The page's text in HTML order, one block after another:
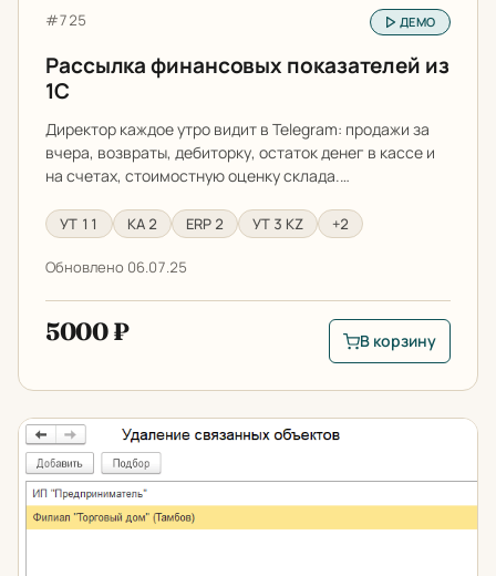
Артикул:
#725 ДЕМО
Рассылка финансовых показателей из
1С
Директор каждое утро видит в Telegram: продажи за
вчера, возвраты, дебиторку, остаток денег в кассе и
на счетах, стоимостную оценку склада.…
УТ 11 КА 2 ERP 2 УТ 3 KZ +2
Обновлено 06.07.25
5000 ₽
В корзину:
В корзину
Очистка базы 1С